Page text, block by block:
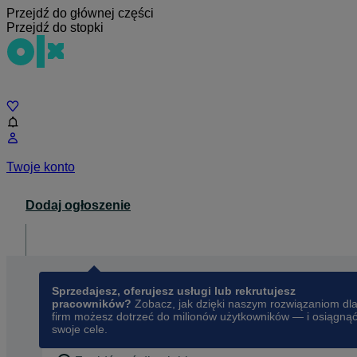
Przejdź do głównej części
Przejdź do stopki
Twoje konto
Dodaj ogłoszenie
Sprzedajesz, oferujesz usługi lub rekrutujesz
pracowników? Zobacz, jak dzięki naszym rozwiązaniom dla
firm możesz dotrzeć do milionów użytkowników — i osiągnąć
swoje cele.